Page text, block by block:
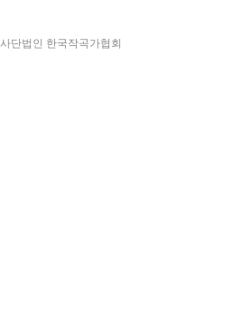
사단법인 한국작곡가협회